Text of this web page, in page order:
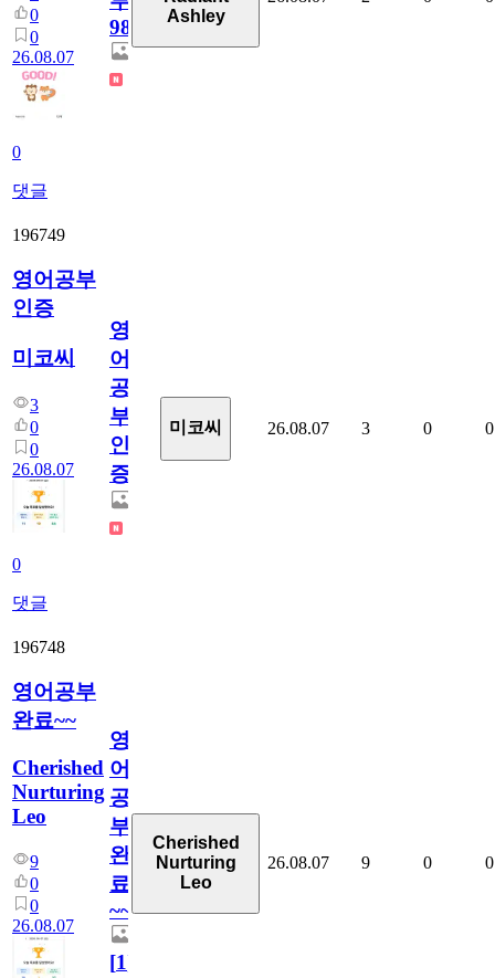
0
0
26.08.07
0
댓글
98
Ashley
196749
영어공부
인증
미코씨
3
0
0
26.08.07
0
댓글
영
어
공
부
인
증
미코씨 26.08.07 3 0 0
196748
영어공부
완료~~
Cherished
Nurturing
Leo
9
0
0
26.08.07
영
어
공
부
완
료
~~
[1]
Cherished
Nurturing
Leo
26.08.07 9 0 0